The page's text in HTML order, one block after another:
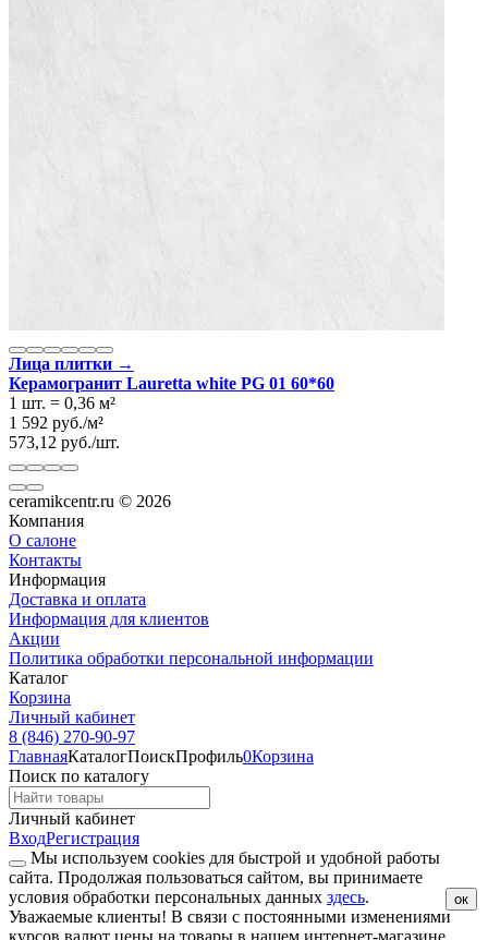
Лица плитки →
Керамогранит Lauretta white PG 01 60*60
1 шт. = 0,36 м²
1 592 руб./м²
573,12 руб./шт.
ceramikcentr.ru © 2026
Компания
О салоне
Контакты
Информация
Доставка и оплата
Информация для клиентов
Акции
Политика обработки персональной информации
Каталог
Корзина
Личный кабинет
8 (846) 270-90-97
ГлавнаяКаталогПоискПрофиль0Корзина
Поиск по каталогу
Личный кабинет
ВходРегистрация
Мы используем cookies для быстрой и удобной работы
сайта. Продолжая пользоваться сайтом, вы принимаете
условия обработки персональных данных здесь. ок
Уважаемые клиенты! В связи с постоянными изменениями